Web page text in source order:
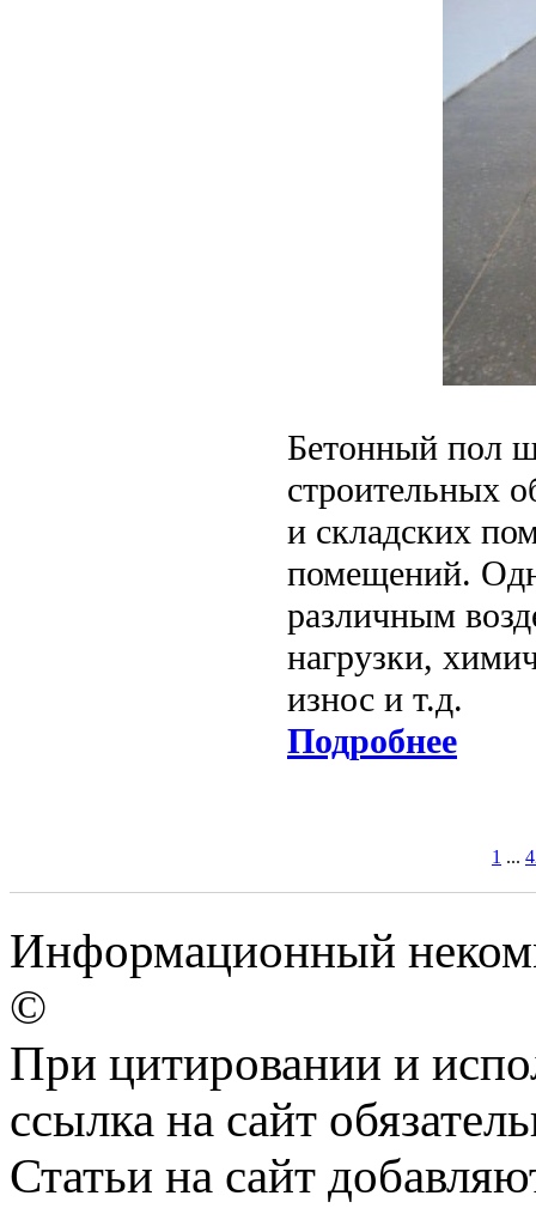
Бетонный пол
строительных
и складских
помещений.
различным
нагрузки,
износ и т.д.
Подробнее
1 ...
Информационный
©
При цитировании и
ссылка на сайт
Статьи на сайт